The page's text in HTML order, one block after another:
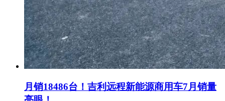
月销18486台！吉利远程新能源商用车7月销量